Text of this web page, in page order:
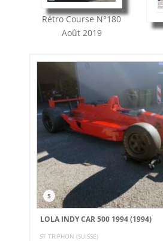
Rétro CourseN°180
Août 2019
5
LOLA INDY CAR 500 1994 (1994)
ST TRIPHON (SUISSE)